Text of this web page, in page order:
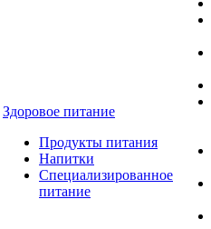
Здоровое питание
Продукты питания
Напитки
Специализированное
питание